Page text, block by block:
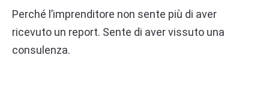
Perché l’imprenditore non sente più di aver
ricevuto un report. Sente di aver vissuto una
consulenza.